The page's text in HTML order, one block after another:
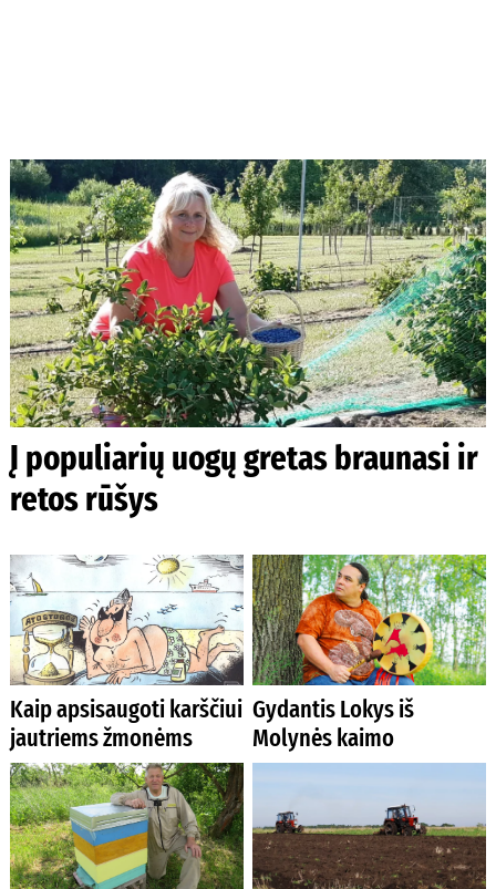
Į populiarių uogų gretas braunasi ir
retos rūšys
Kaip apsisaugoti karščiui
jautriems žmonėms
Gydantis Lokys iš
Molynės kaimo